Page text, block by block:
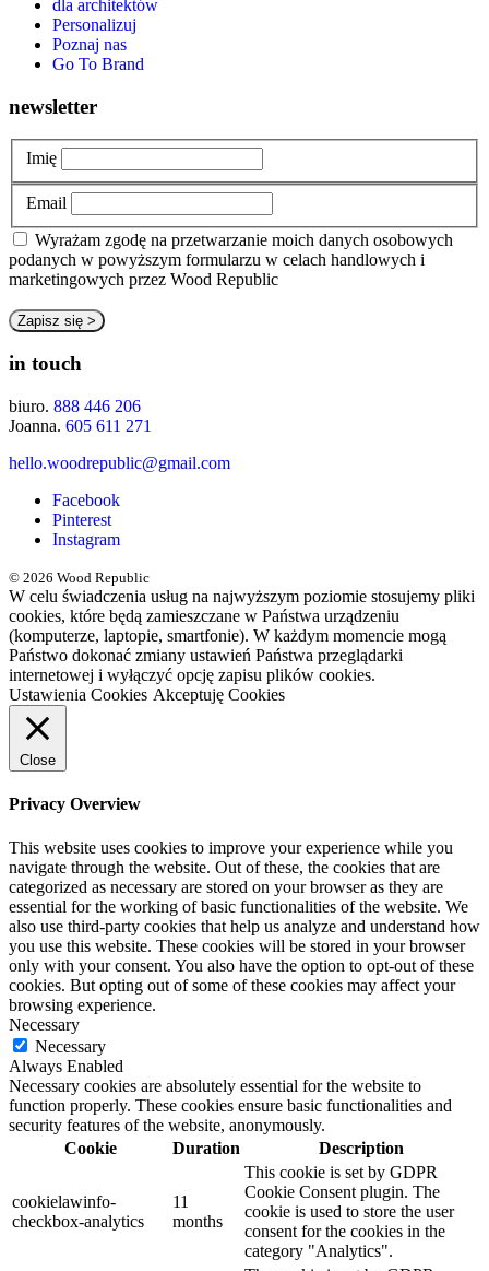
dla architektów
Personalizuj
Poznaj nas
Go To Brand
newsletter
Imię
Email
Wyrażam zgodę na przetwarzanie moich danych osobowych
podanych w powyższym formularzu w celach handlowych i
marketingowych przez Wood Republic
in touch
biuro. 888 446 206
Joanna. 605 611 271
hello.woodrepublic@gmail.com
Facebook
Pinterest
Instagram
© 2026 Wood Republic
W celu świadczenia usług na najwyższym poziomie stosujemy pliki
cookies, które będą zamieszczane w Państwa urządzeniu
(komputerze, laptopie, smartfonie). W każdym momencie mogą
Państwo dokonać zmiany ustawień Państwa przeglądarki
internetowej i wyłączyć opcję zapisu plików cookies.
Ustawienia Cookies Akceptuję Cookies
Close
Privacy Overview
This website uses cookies to improve your experience while you
navigate through the website. Out of these, the cookies that are
categorized as necessary are stored on your browser as they are
essential for the working of basic functionalities of the website. We
also use third-party cookies that help us analyze and understand how
you use this website. These cookies will be stored in your browser
only with your consent. You also have the option to opt-out of these
cookies. But opting out of some of these cookies may affect your
browsing experience.
Necessary
Necessary
Always Enabled
Necessary cookies are absolutely essential for the website to
function properly. These cookies ensure basic functionalities and
security features of the website, anonymously.
Cookie
Duration Description
cookielawinfo-
checkbox-analytics
11
months
This cookie is set by GDPR
Cookie Consent plugin. The
cookie is used to store the user
consent for the cookies in the
category "Analytics".